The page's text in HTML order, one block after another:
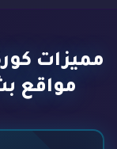
مواقع